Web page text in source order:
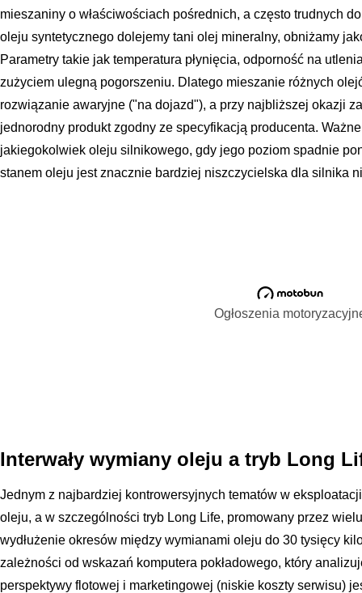
mieszaniny o właściwościach pośrednich, a często trudnych
oleju syntetycznego dolejemy tani olej mineralny, obniżamy
Parametry takie jak temperatura płynięcia, odporność na
zużyciem ulegną pogorszeniu. Dlatego mieszanie różnych
rozwiązanie awaryjne ("na dojazd"), a przy najbliższej okazji
jednorodny produkt zgodny ze specyfikacją producenta.
jakiegokolwiek oleju silnikowego, gdy jego poziom spadnie
stanem oleju jest znacznie bardziej niszczycielska dla silnika
Ogłoszenia
Interwały wymiany oleju a tryb Long
Jednym z najbardziej kontrowersyjnych tematów w
oleju, a w szczególności tryb Long Life, promowany przez
wydłużenie okresów między wymianami oleju do 30 tysięcy
zależności od wskazań komputera pokładowego, który
perspektywy flotowej i marketingowej (niskie koszty serwisu)